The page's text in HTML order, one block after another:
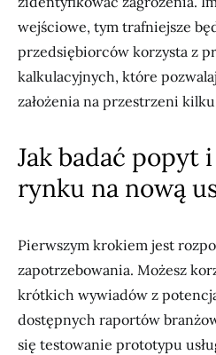
wejściowe, tym trafniejsze
przedsiębiorców korzysta z
kalkulacyjnych, które
założenia na przestrzeni
Jak badać popyt
rynku na nową
Pierwszym krokiem jest
zapotrzebowania. Możesz
krótkich wywiadów z
dostępnych raportów
się testowanie prototypu